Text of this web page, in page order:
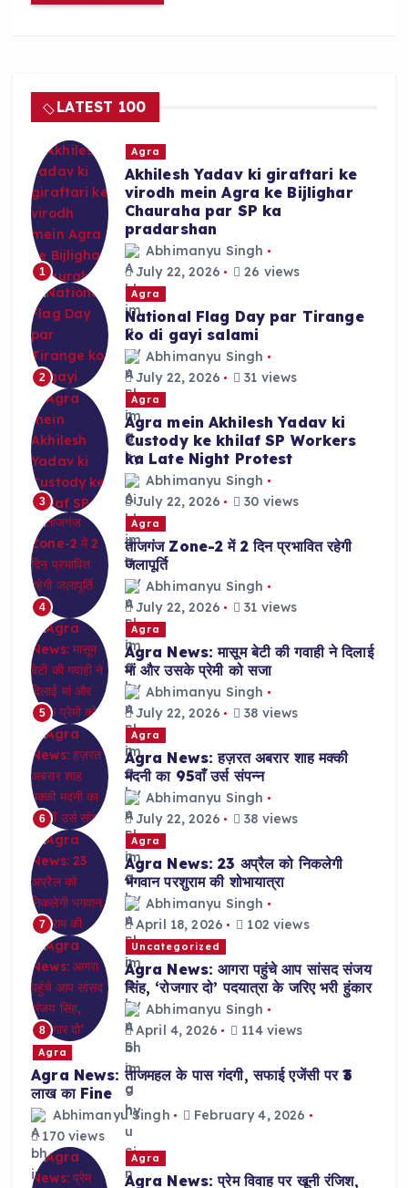
LATEST 100
1
Agra
Akhilesh Yadav ki giraftari ke
virodh mein Agra ke Bijlighar
Chauraha par SP ka
pradarshan
Abhimanyu Singh
July 22, 2026
26 views
2
Agra
National Flag Day par Tirange
ko di gayi salami
Abhimanyu Singh
July 22, 2026
31 views
3
Agra
Agra mein Akhilesh Yadav ki
Custody ke khilaf SP Workers
ka Late Night Protest
Abhimanyu Singh
July 22, 2026
30 views
4
Agra
ताजगंज Zone-2 में 2 दिन प्रभावित रहेगी
जलापूर्ति
Abhimanyu Singh
July 22, 2026
31 views
5
Agra
Agra News: मासूम बेटी की गवाही ने दिलाई
मां और उसके प्रेमी को सजा
Abhimanyu Singh
July 22, 2026
38 views
6
Agra
Agra News: हज़रत अबरार शाह मक्की
मदनी का 95वाँ उर्स संपन्न
Abhimanyu Singh
July 22, 2026
38 views
7
Agra
Agra News: 23 अप्रैल को निकलेगी
भगवान परशुराम की शोभायात्रा
Abhimanyu Singh
April 18, 2026
102 views
8
Uncategorized
Agra News: आगरा पहुंचे आप सांसद संजय
सिंह, ‘रोजगार दो’ पदयात्रा के जरिए भरी हुंकार
Abhimanyu Singh
April 4, 2026
114 views
Agra
Agra News: ताजमहल के पास गंदगी, सफाई एजेंसी पर ₹3
लाख का Fine
Abhimanyu Singh
February 4, 2026
170 views
Agra
Agra News: प्रेम विवाह पर खूनी रंजिश,